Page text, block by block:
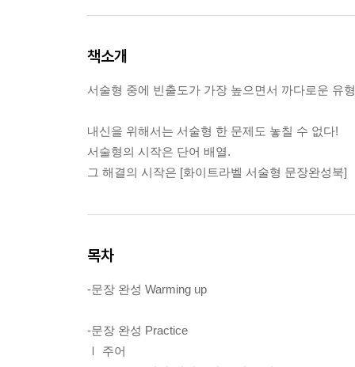
책소개
서술형 중에 빈출도가 가장 높으면서 까다로운 유
내신을 위해서는 서술형 한 문제도 놓칠 수 없다!
서술형의 시작은 단어 배열.
그 해결의 시작은 [화이트라벨 서술형 문장완성북]
목차
-문장 완성 Warming up
-문장 완성 Practice
Ⅰ 주어